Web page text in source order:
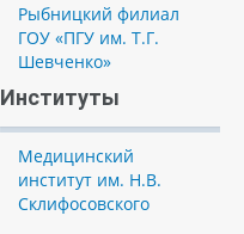
Рыбницкий филиал
ГОУ «ПГУ им. Т.Г.
Шевченко»
Институты
Медицинский
институт им. Н.В.
Склифосовского